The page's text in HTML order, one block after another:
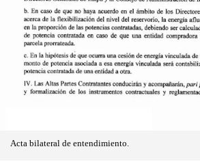
Acta bilateral de entendimiento.